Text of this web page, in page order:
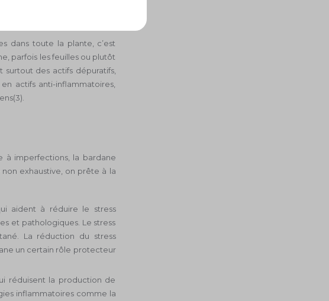
etc.(3).
dans toute la plante, c’est
parfois les feuilles ou plutôt
surtout des actifs dépuratifs,
actifs anti-inflammatoires,
à imperfections, la bardane
exhaustive, on prête à la
aident à réduire le stress
et pathologiques. Le stress
La réduction du stress
un certain rôle protecteur
réduisent la production de
inflammatoires comme la